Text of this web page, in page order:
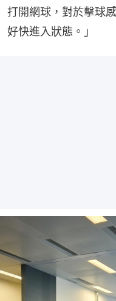
打開網球，對於擊球
好快進入狀態。」